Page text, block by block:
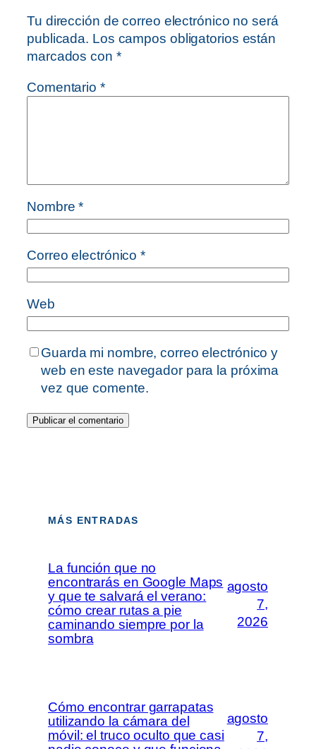
Tu dirección de correo electrónico no será
publicada. Los campos obligatorios están
marcados con *
Comentario *
Nombre*
Correo electrónico*
Web
Guarda mi nombre, correo electrónico y
web en este navegador para la próxima
vez que comente.
MÁS ENTRADAS
La función que no
encontrarás en Google Maps
y que te salvará el verano:
cómo crear rutas a pie
caminando siempre por la
sombra
agosto
7,
2026
Cómo encontrar garrapatas
utilizando la cámara del
móvil: el truco oculto que casi
agosto
7,